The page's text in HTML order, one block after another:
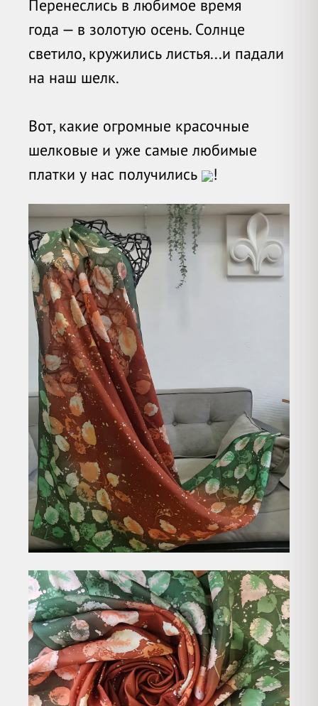
Перенеслись в любимое время
года — в золотую осень. Солнце
светило, кружились листья...и падали
на наш шелк.
Вот, какие огромные красочные
шелковые и уже самые любимые
платки у нас получились
!